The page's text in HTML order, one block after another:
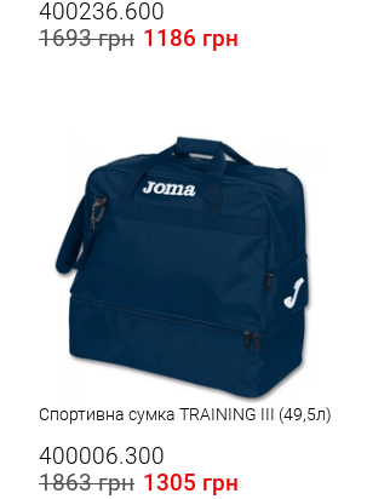
400236.600
1693 грн 1186 грн
Спортивна сумка TRAINING III (49,5л)
400006.300
1863 грн 1305 грн